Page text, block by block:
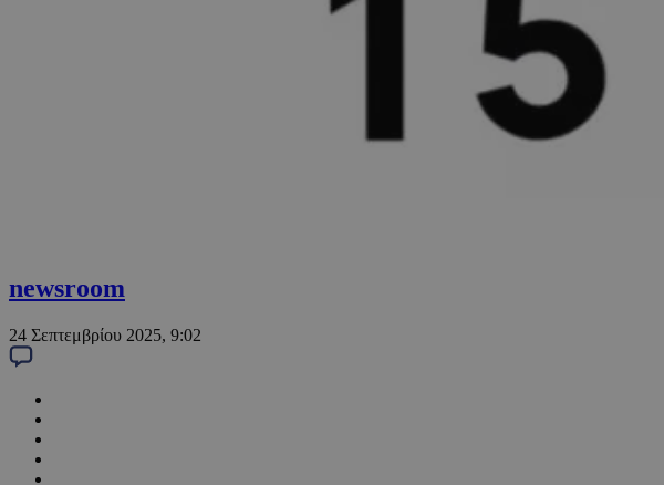
newsroom
24 Σεπτεμβρίου 2025, 9:02